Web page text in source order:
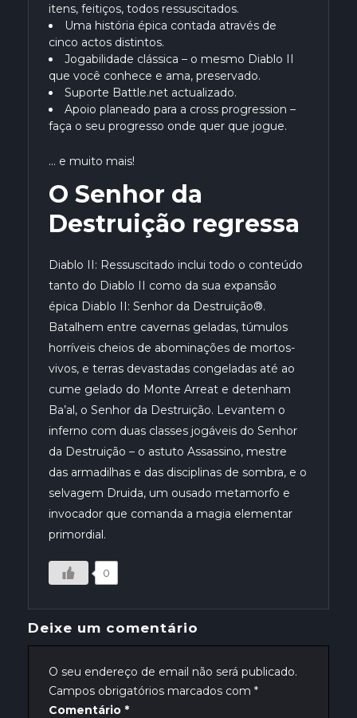
itens, feitiços, todos ressuscitados.
Uma história épica contada através de
cinco actos distintos.
Jogabilidade clássica – o mesmo Diablo II
que você conhece e ama, preservado.
Suporte Battle.net actualizado.
Apoio planeado para a cross progression –
faça o seu progresso onde quer que jogue.
… e muito mais!
O Senhor da
Destruição regressa
Diablo II: Ressuscitado inclui todo o conteúdo
tanto do Diablo II como da sua expansão
épica Diablo II: Senhor da Destruição®.
Batalhem entre cavernas geladas, túmulos
horríveis cheios de abominações de mortos-
vivos, e terras devastadas congeladas até ao
cume gelado do Monte Arreat e detenham
Ba’al, o Senhor da Destruição. Levantem o
inferno com duas classes jogáveis do Senhor
da Destruição – o astuto Assassino, mestre
das armadilhas e das disciplinas de sombra, e o
selvagem Druida, um ousado metamorfo e
invocador que comanda a magia elementar
primordial.
0
Deixe um comentário
O seu endereço de email não será publicado.
Campos obrigatórios marcados com *
Comentário *